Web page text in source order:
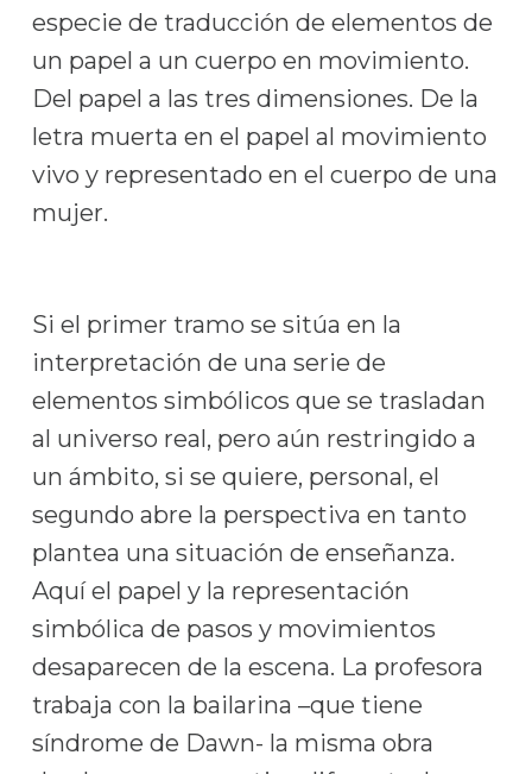
especie de traducción de elementos de
un papel a un cuerpo en movimiento.
Del papel a las tres dimensiones. De la
letra muerta en el papel al movimiento
vivo y representado en el cuerpo de una
mujer.
Si el primer tramo se sitúa en la
interpretación de una serie de
elementos simbólicos que se trasladan
al universo real, pero aún restringido a
un ámbito, si se quiere, personal, el
segundo abre la perspectiva en tanto
plantea una situación de enseñanza.
Aquí el papel y la representación
simbólica de pasos y movimientos
desaparecen de la escena. La profesora
trabaja con la bailarina –que tiene
síndrome de Dawn- la misma obra